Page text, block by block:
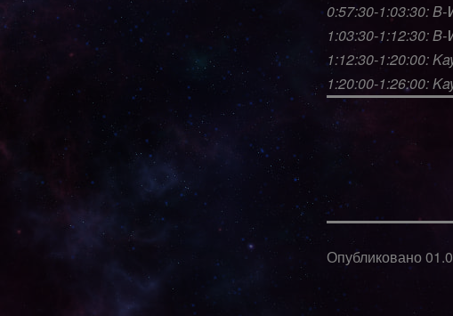
0:57:30-1:03:30:
1:03:30-1:12:30:
1:12:30-1:20:00:
1:20:00-1:26:00:
Опубликовано